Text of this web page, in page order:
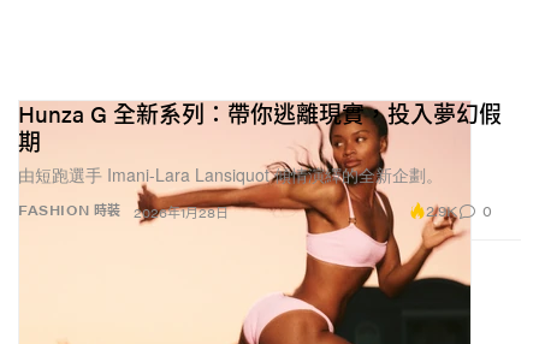
FASHION 時裝
Hunza G 全新系列：帶你逃離現實，投入夢幻假
期
由短跑選手 Imani-Lara Lansiquot 傾情演繹的全新企劃。
2026年1月28日 2.9K 0